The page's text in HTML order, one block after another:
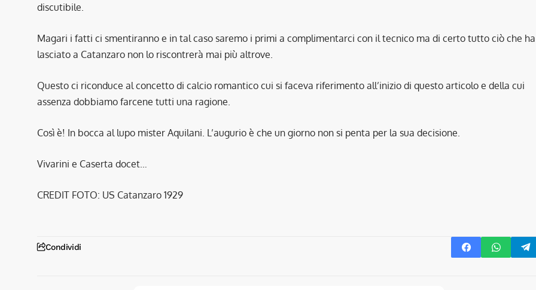
discutibile.
Magari i fatti ci smentiranno e in tal caso saremo i primi a complimentarci con il tecnico ma di certo tutto ciò che ha
lasciato a Catanzaro non lo riscontrerà mai più altrove.
Questo ci riconduce al concetto di calcio romantico cui si faceva riferimento all’inizio di questo articolo e della cui
assenza dobbiamo farcene tutti una ragione.
Così è! In bocca al lupo mister Aquilani. L’augurio è che un giorno non si penta per la sua decisione.
Vivarini e Caserta docet…
CREDIT FOTO: US Catanzaro 1929
Condividi